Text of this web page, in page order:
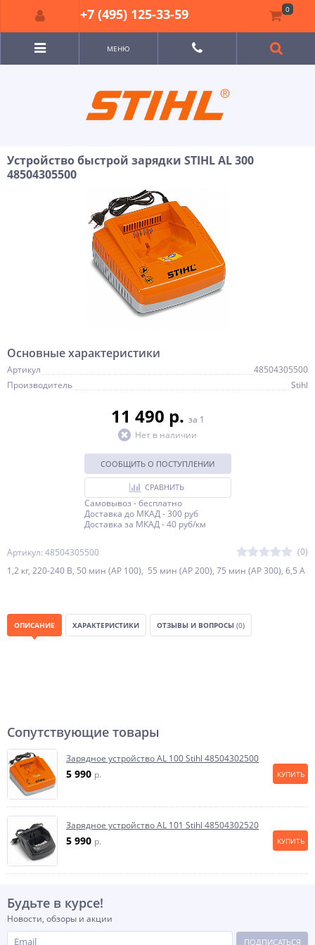
МЕНЮ
Устройство быстрой зарядки STIHL AL 300
48504305500
Артикул: 48504305500 (0)
Основные характеристики
Артикул
48504305500
Производитель
Stihl
1,2 кг, 220-240 В, 50 мин (AP 100), 55 мин (AP 200), 75 мин (AP 300), 6,5 А
11 490 p. за 1
Нет в наличии
СООБЩИТЬ О ПОСТУПЛЕНИИ
СРАВНИТЬ
Самовывоз - бесплатно
Доставка до МКАД - 300 руб
Доставка за МКАД - 40 руб/км
ОПИСАНИЕ ХАРАКТЕРИСТИКИ ОТЗЫВЫ И ВОПРОСЫ (0)
Сопутствующие товары
Зарядное устройство AL 100 Stihl 48504302500
5 990 p. КУПИТЬ
Зарядное устройство AL 101 Stihl 48504302520
5 990 p. КУПИТЬ
Будьте в курсе!
Новости, обзоры и акции
ПОДПИСАТЬСЯ
+7 (495) 125-33-59 0